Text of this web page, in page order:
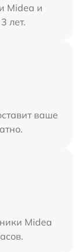
Midea и
лет.
ваше
Midea